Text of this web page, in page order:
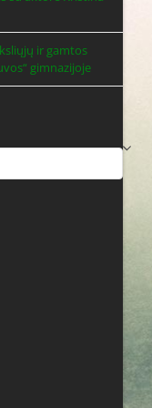
ir gamtos
gimnazijoje